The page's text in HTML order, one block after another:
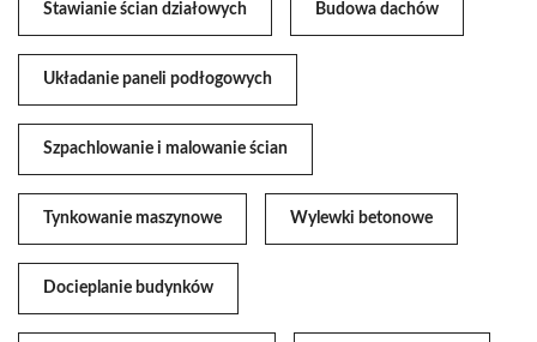
Stawianie ścian działowych Budowa dachów
Układanie paneli podłogowych
Szpachlowanie i malowanie ścian
Tynkowanie maszynowe Wylewki betonowe
Docieplanie budynków